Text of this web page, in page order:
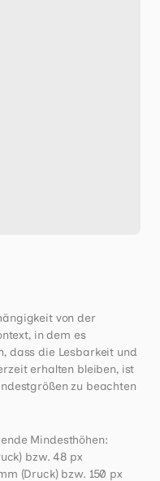
von der
in dem es
dass die Lesbarkeit und
erhalten bleiben, ist
zu beachten
Mindesthöhen:
bzw. 48 px
(Druck) bzw. 150 px